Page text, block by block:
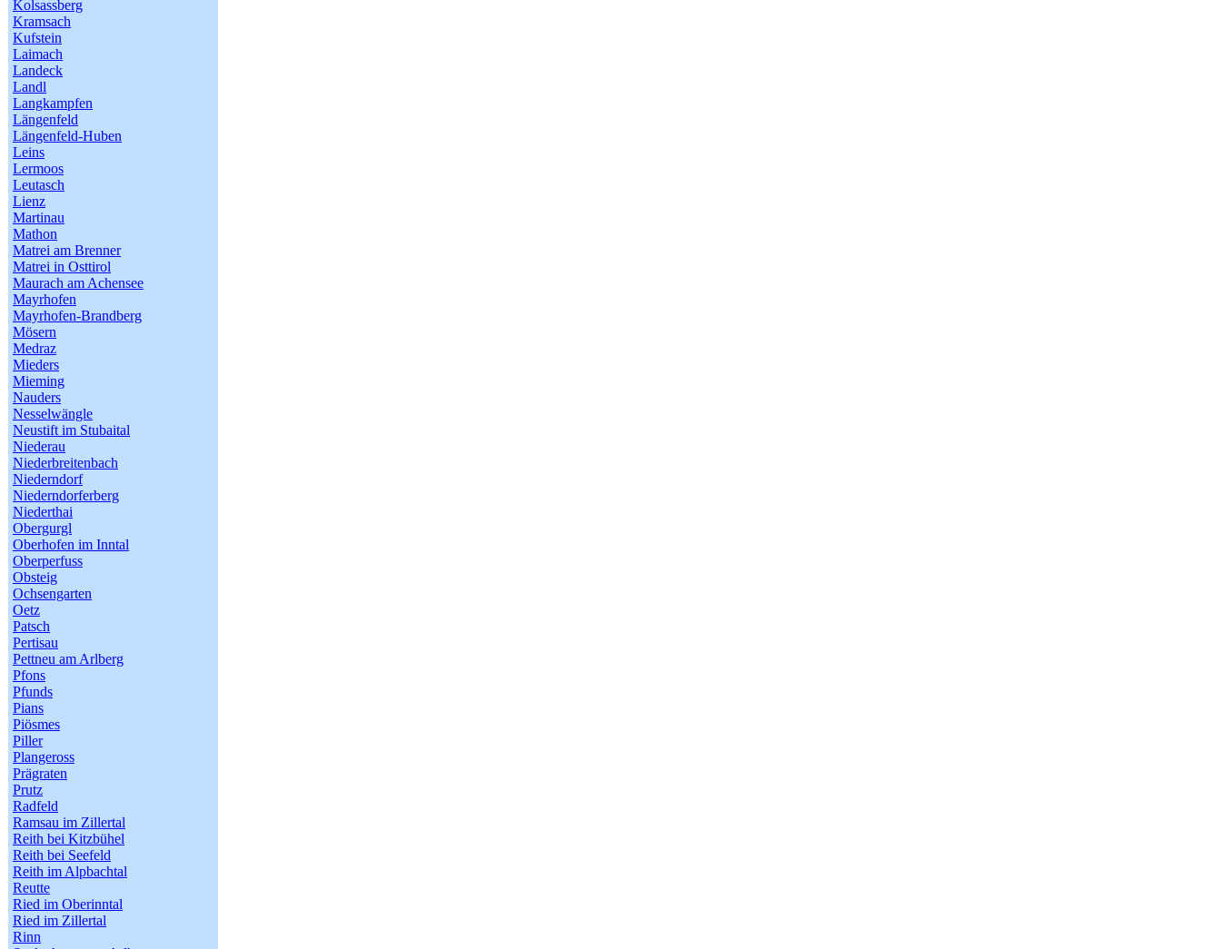
Kolsassberg
Kramsach
Kufstein
Laimach
Landeck
Landl
Langkampfen
Längenfeld
Längenfeld-Huben
Leins
Lermoos
Leutasch
Lienz
Martinau
Mathon
Matrei am Brenner
Matrei in Osttirol
Maurach am Achensee
Mayrhofen
Mayrhofen-Brandberg
Mösern
Medraz
Mieders
Mieming
Nauders
Nesselwängle
Neustift im Stubaital
Niederau
Niederbreitenbach
Niederndorf
Niederndorferberg
Niederthai
Obergurgl
Oberhofen im Inntal
Oberperfuss
Obsteig
Ochsengarten
Oetz
Patsch
Pertisau
Pettneu am Arlberg
Pfons
Pfunds
Pians
Piösmes
Piller
Plangeross
Prägraten
Prutz
Radfeld
Ramsau im Zillertal
Reith bei Kitzbühel
Reith bei Seefeld
Reith im Alpbachtal
Reutte
Ried im Oberinntal
Ried im Zillertal
Rinn